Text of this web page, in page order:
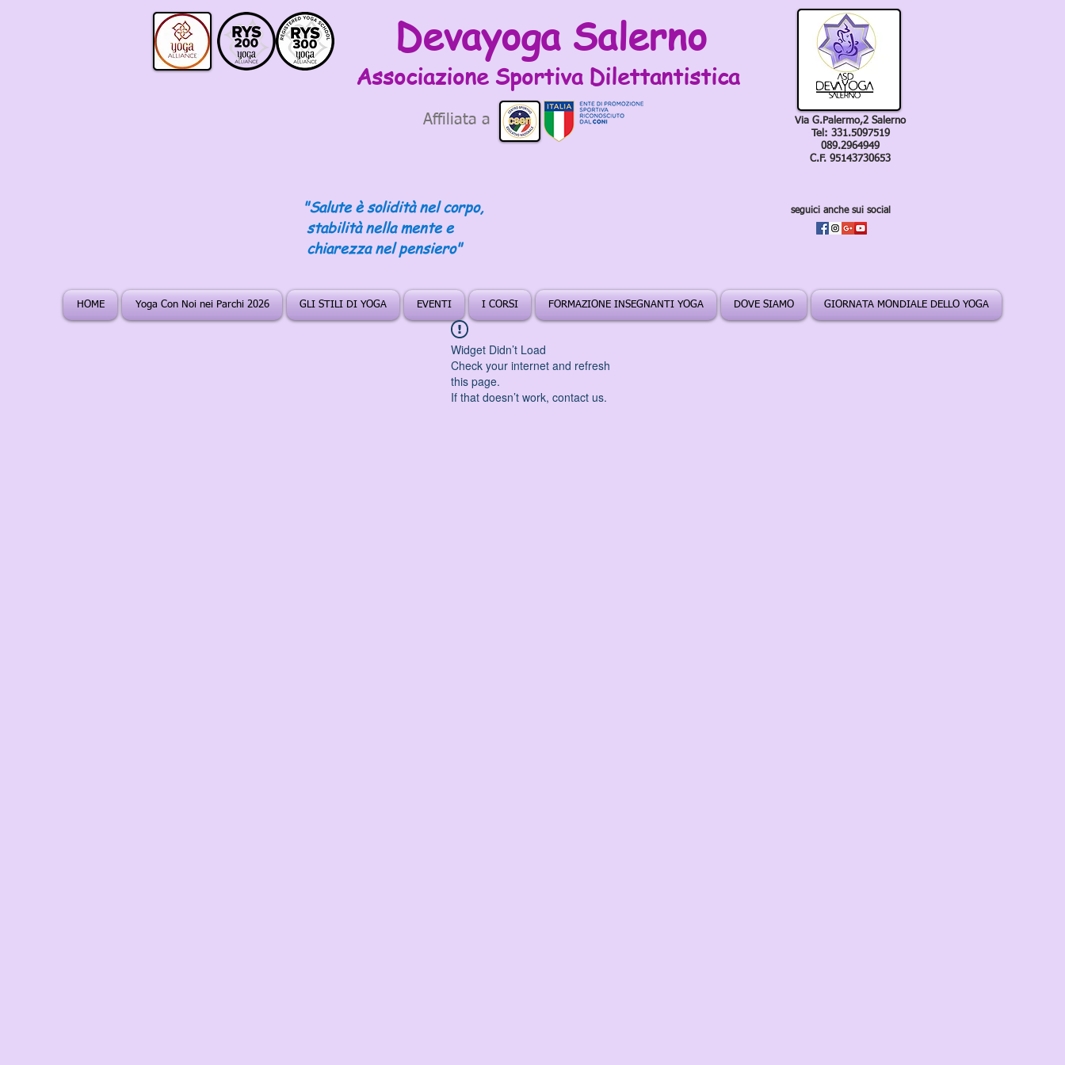
Devayoga Salerno
Associazione Sportiva Dilettantistica
Affiliata a
"Salute è solidità nel corpo,
stabilità nella mente e
chiarezza nel pensiero"
Via G.Palermo,2 Salerno
Tel: 331.5097519
089.2964949
C.F. 95143730653
seguici anche sui social
HOME Yoga Con Noi nei Parchi 2026 GLI STILI DI YOGA EVENTI I CORSI FORMAZIONE INSEGNANTI YOGA DOVE SIAMO GIORNATA MONDIALE DELLO YOGA
Widget Didn’t Load
Check your internet and refresh
this page.
If that doesn’t work, contact us.